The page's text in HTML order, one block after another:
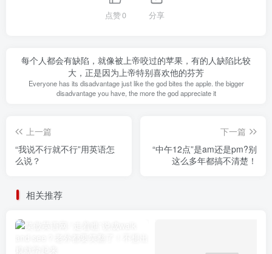
点赞0 分享
每个人都会有缺陷，就像被上帝咬过的苹果，有的人缺陷比较
大，正是因为上帝特别喜欢他的芬芳
Everyone has its disadvantage just like the god bites the apple. the bigger
disadvantage you have, the more the god appreciate it
上一篇
“我说不行就不行”用英语怎
么说？
下一篇
“中午12点”是am还是pm?别
这么多年都搞不清楚！
相关推荐